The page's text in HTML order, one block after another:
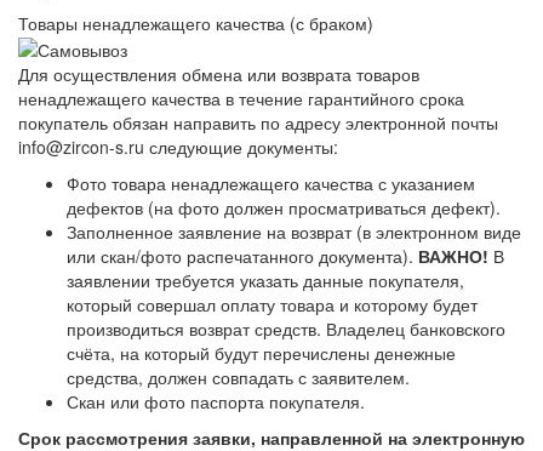
Товары ненадлежащего качества (с браком)
Для осуществления обмена или возврата товаров
ненадлежащего качества в течение гарантийного срока
покупатель обязан направить по адресу электронной почты
info@zircon-s.ru следующие документы:
Фото товара ненадлежащего качества с указанием
дефектов (на фото должен просматриваться дефект).
Заполненное заявление на возврат (в электронном виде
или скан/фото распечатанного документа). ВАЖНО! В
заявлении требуется указать данные покупателя,
который совершал оплату товара и которому будет
производиться возврат средств. Владелец банковского
счёта, на который будут перечислены денежные
средства, должен совпадать с заявителем.
Скан или фото паспорта покупателя.
Срок рассмотрения заявки, направленной на электронную